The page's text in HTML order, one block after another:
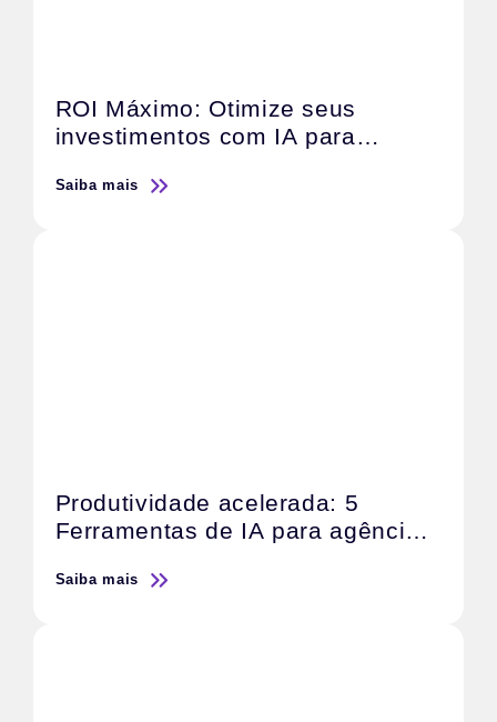
ROI Máximo: Otimize seus
investimentos com IA para
Saiba mais
Produtividade acelerada: 5
Ferramentas de IA para agências
Saiba mais